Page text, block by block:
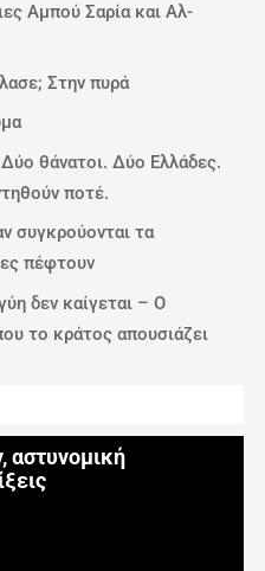
Αμπού Σαρία και Αλ-
Στην πυρά
Δύο θάνατοι. Δύο Ελλάδες.
ποτέ.
συγκρούονται τα
πέφτουν
δεν καίγεται – Ο
το κράτος απουσιάζει
αστυνομική